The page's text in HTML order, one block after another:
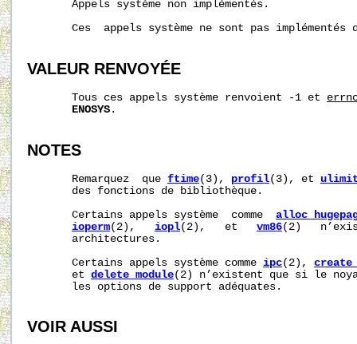
       Appels système non implémentés.
Ces  appels système ne sont pas implémentés
VALEUR RENVOYÉE
       Tous ces appels système renvoient -1 et
ENOSYS .
NOTES
       Remarquez  que
ftime(3), profil(3), et
       des fonctions de bibliothèque.
       Certains appels système  comme
ioperm(2), iopl(2),   et vm86(2)
       architectures.
       Certains appels système comme
ipc(2),
       et
delete_module(2) n’existent que si le
       les options de support adéquates.
VOIR AUSSI